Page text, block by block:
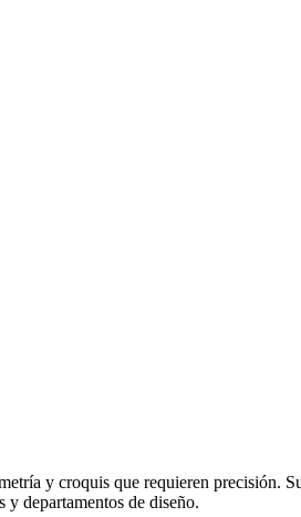
y croquis que requieren precisión.
y departamentos de diseño.